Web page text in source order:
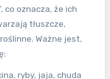
co oznacza, że ​​ich
tłuszcze,
Ważne jest,
ryby, jaja, chuda